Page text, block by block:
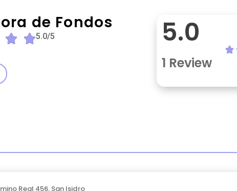
de Fondos
5.0/5 5.0
1 Review
Real 456, San Isidro